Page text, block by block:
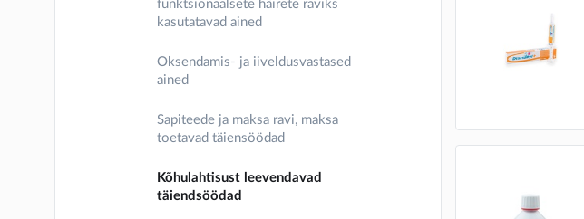
funktsionaalsete häirete raviks
kasutatavad ained
Oksendamis- ja iiveldusvastased
ained
Sapiteede ja maksa ravi, maksa
toetavad täiensöödad
Kõhulahtisust leevendavad
täiendsöödad